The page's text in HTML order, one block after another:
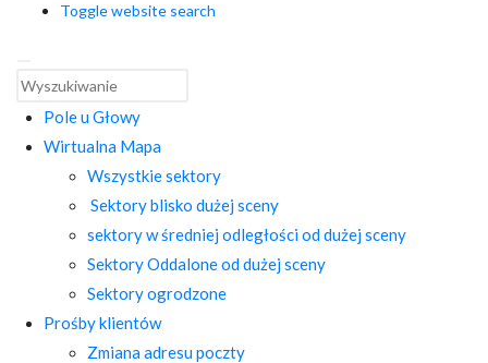
Toggle website search
Pole u Głowy
Wirtualna Mapa
Wszystkie sektory
Sektory blisko dużej sceny
sektory w średniej odległości od dużej sceny
Sektory Oddalone od dużej sceny
Sektory ogrodzone
Prośby klientów
Zmiana adresu poczty